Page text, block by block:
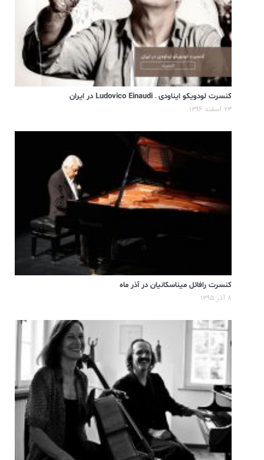
کنسرت لودویکو ایناودی – Ludovico Einaudi در ایران
۲۳ اسفند ۱۳۹۶
کنسرت رافائل میناسکانیان در آذر ماه
۸ آذر ۱۳۹۵